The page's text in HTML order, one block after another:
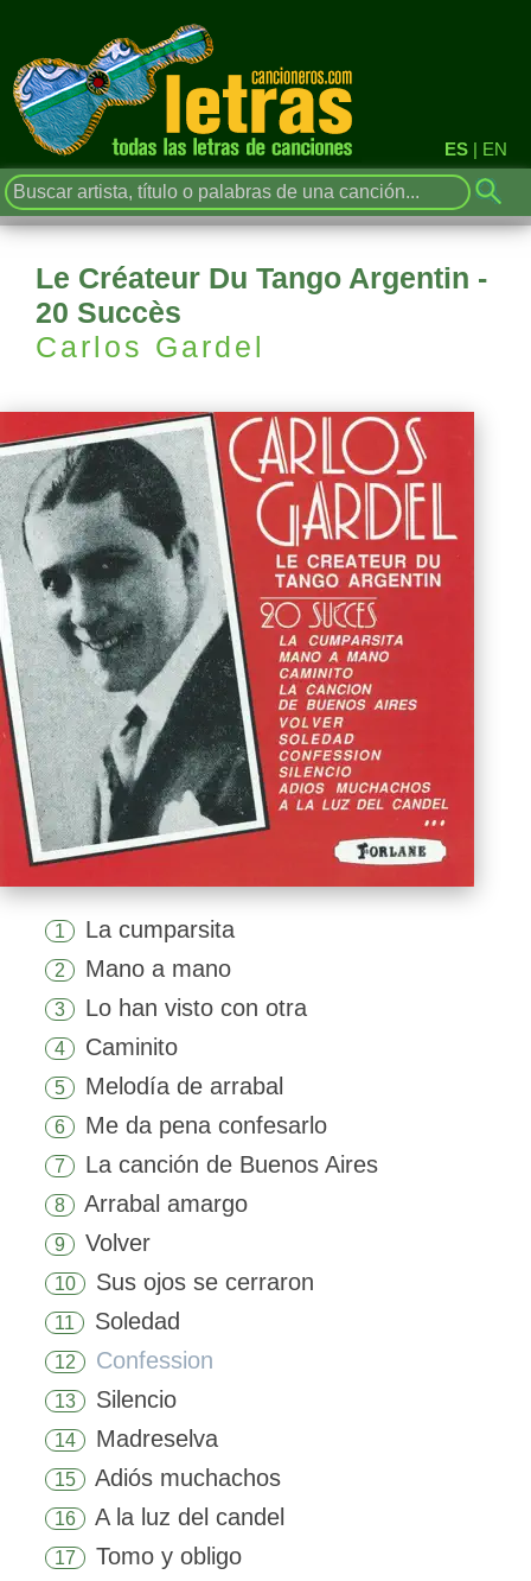
ES | EN
Le Créateur Du Tango Argentin -
20 Succès
Carlos Gardel
1 La cumparsita
2 Mano a mano
3 Lo han visto con otra
4 Caminito
5 Melodía de arrabal
6 Me da pena confesarlo
7 La canción de Buenos Aires
8 Arrabal amargo
9 Volver
10 Sus ojos se cerraron
11 Soledad
12 Confession
13 Silencio
14 Madreselva
15 Adiós muchachos
16 A la luz del candel
17 Tomo y obligo